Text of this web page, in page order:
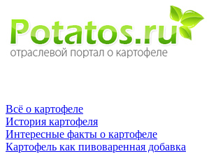
Всё о картофеле
История картофеля
Интересные факты о картофеле
Картофель как пивоваренная добавка